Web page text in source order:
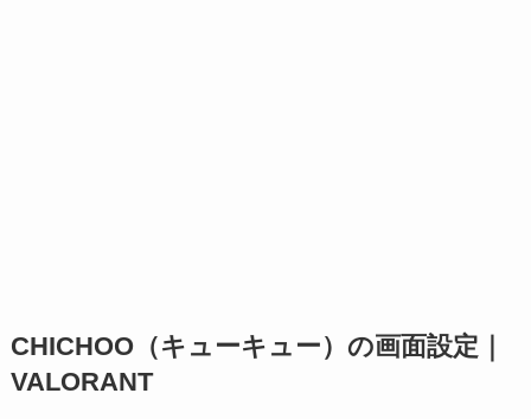
CHICHOO（キューキュー）の画面設定｜
VALORANT